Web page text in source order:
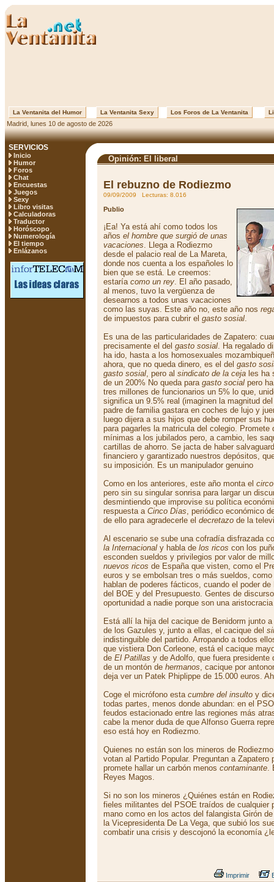
La Ventanita del Humor La Ventanita Sexy Los Foros de La Ventanita
Madrid, lunes 10 de agosto de 2026
SERVICIOS
Inicio
Humor
Foros
Chat
Encuestas
Juegos
Sexy
Libro visitas
Calculadoras
Traductor
Horóscopo
Numerología
El tiempo
Enlázanos
Opinión: El liberal
El rebuzno de Rodiezmo
09/09/2009 Lecturas: 8.016
Publio
¡Ea! Ya está ahí como todos los
años el hombre que surgió de unas
vacaciones. Llega a Rodiezmo
desde el palacio real de La Mareta,
donde nos cuenta a los españoles lo
bien que se está. Le creemos:
estaría como un rey. El año pasado,
al menos, tuvo la vergüenza de
desearnos a todos unas vacaciones
como las suyas. Este año no, este año nos
de impuestos para cubrir el gasto sosial.
Es una de las particularidades de Zapatero:
precisamente el del gasto sosial. Ha regalado
ha ido, hasta a los homosexuales
ahora, que no queda dinero, es el del gasto
gasto sosial, pero al sindicato de la ceja les ha
de un 200% No queda para gasto social pero
tres millones de funcionarios un 5% lo que,
significa un 9.5% real (imaginen la magnitud
padre de familia gastara en coches de lujo y
luego dijera a sus hijos que debe romper sus
para pagarles la matricula del colegio. Promete
mínimas a los jubilados pero, a cambio, les
cartillas de ahorro. Se jacta de haber
financiero y garantizado nuestros depósitos,
su imposición. Es un manipulador genuino
Como en los anteriores, este año monta el
pero sin su singular sonrisa para largar un
desmintiendo que improvise su política
respuesta a Cinco Días, periódico económico
de ello para agradecerle el decretazo de la
Al escenario se sube una cofradía disfrazada
la Internacional y habla de los ricos con los
esconden sueldos y privilegios por valor de
nuevos ricos de España que visten, como el
euros y se embolsan tres o más sueldos,
hablan de poderes fácticos, cuando el poder
del BOE y del Presupuesto. Gentes de
oportunidad a nadie porque son una
Está allí la hija del cacique de Benidorm junto
de los Gazules y, junto a ellas, el cacique del
indistinguible del partido. Arropando a todos
que vistiera Don Corleone, está el cacique
de El Patillas y de Adolfo, que fuera presidente
de un montón de hermanos, cacique por
deja ver un Patek Phiplippe de 15.000 euros.
Coge el micrófono esta cumbre del insulto y
todas partes, menos donde abundan: en el
feudos estacionado entre las regiones más
cabe la menor duda de que Alfonso Guerra
eso está hoy en Rodiezmo.
Quienes no están son los mineros de
votan al Partido Popular. Preguntan a Zapatero
promete hallar un carbón menos contaminante.
Reyes Magos.
Si no son los mineros ¿Quiénes están en
fieles militantes del PSOE traídos de cualquier
mano como en los actos del falangista Girón
la Vicepresidenta De La Vega, que subió los
combatir una crisis y descojonó la economía
Imprimir